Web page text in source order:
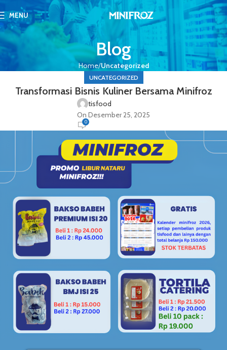
MENU
Blog
Home Uncategorized
UNCATEGORIZED
Transformasi Bisnis Kuliner Bersama Minifroz
tisfood
On Desember 25, 2025
0